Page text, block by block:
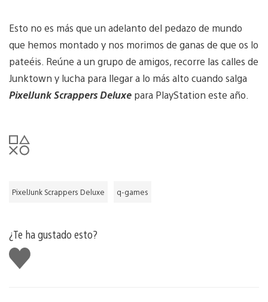
Esto no es más que un adelanto del pedazo de mundo
que hemos montado y nos morimos de ganas de que os lo
pateéis. Reúne a un grupo de amigos, recorre las calles de
Junktown y lucha para llegar a lo más alto cuando salga
PixelJunk Scrappers Deluxe para PlayStation este año.
PixelJunk Scrappers Deluxe q-games
¿Te ha gustado esto?
Me
gusta
esto